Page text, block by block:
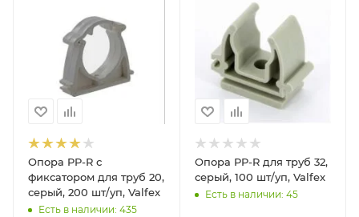
Опора PP-R с
фиксатором для труб 20,
серый, 200 шт/уп, Valfex
Есть в наличии: 435
Опора PP-R для труб 32,
серый, 100 шт/уп, Valfex
Есть в наличии: 45